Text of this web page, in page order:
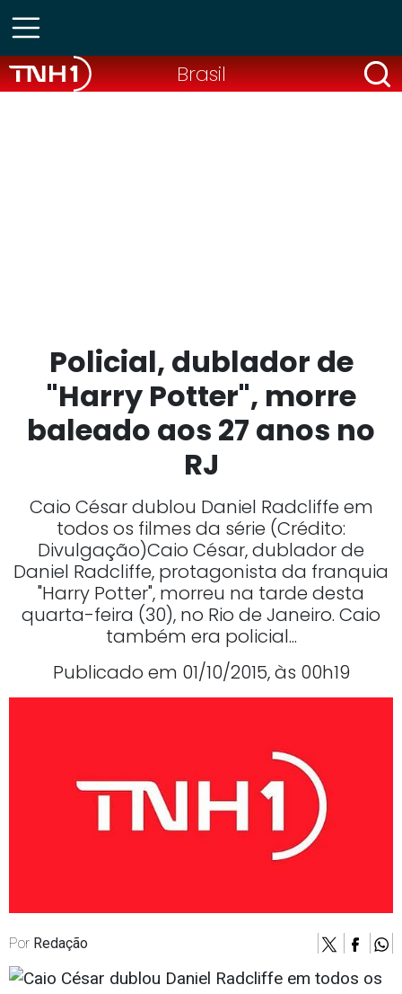
Brasil
Policial, dublador de
"Harry Potter", morre
baleado aos 27 anos no
RJ
Caio César dublou Daniel Radcliffe em
todos os filmes da série (Crédito:
Divulgação)Caio César, dublador de
Daniel Radcliffe, protagonista da franquia
"Harry Potter", morreu na tarde desta
quarta-feira (30), no Rio de Janeiro. Caio
também era policial...
Publicado em 01/10/2015, às 00h19
Por Redação